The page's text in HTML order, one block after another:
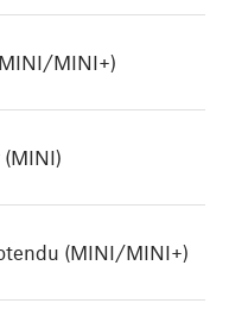
MINI+)
(MINI)
(MINI/MINI+)